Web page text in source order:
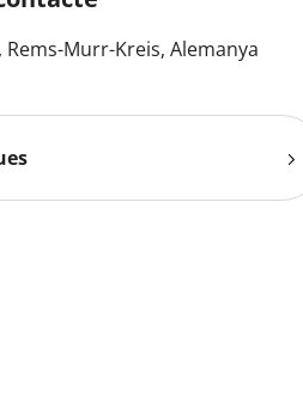
Rems-Murr-Kreis, Alemanya